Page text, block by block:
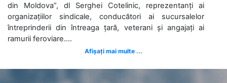
din Moldova”, dl Serghei Cotelinic, reprezentanți ai
organizațiilor sindicale, conducători ai sucursalelor
întreprinderii din întreaga țară, veterani și angajați ai
ramurii feroviare....
Afișați mai multe ...